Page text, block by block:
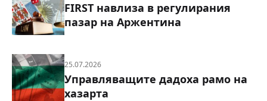
FIRST навлиза в регулирания
пазар на Аржентина
25.07.2026
Управляващите дадоха рамо на
хазарта